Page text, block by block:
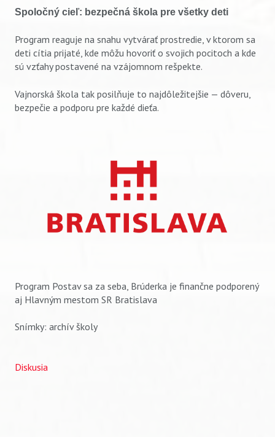
Spoločný cieľ: bezpečná škola pre všetky deti
Program reaguje na snahu vytvárať prostredie, v ktorom sa
deti cítia prijaté, kde môžu hovoriť o svojich pocitoch a kde
sú vzťahy postavené na vzájomnom rešpekte.
Vajnorská škola tak posilňuje to najdôležitejšie — dôveru,
bezpečie a podporu pre každé dieťa.
Program Postav sa za seba, Brúderka je finančne podporený
aj Hlavným mestom SR Bratislava
Snímky: archív školy
Diskusia